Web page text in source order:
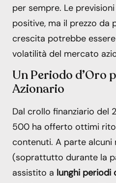
per sempre. Le
positive, ma il prezzo da
crescita potrebbe
volatilità del mercato
Un Periodo d’Oro
Azionario
Dal crollo finanziario del
500 ha offerto ottimi
contenuti. A parte alcuni
(soprattutto durante la
assistito a lunghi periodi